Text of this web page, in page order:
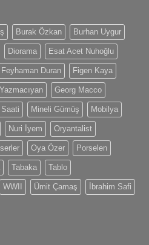
Burak Özkan Burhan Uygur
Diorama Esat Acet Nuhoğlu
Feyhaman Duran Figen Kaya
Georg Macco
Mineli Gümüş Mobilya
Nuri İyem Oryantalist
Oya Özer Porselen
Tabaka Tablo
WWII Ümit Çamaş İbrahim Safi